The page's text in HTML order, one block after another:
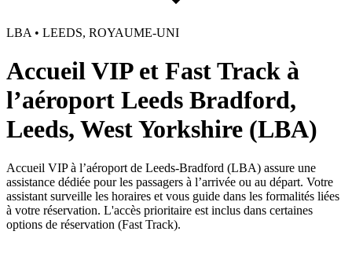
LBA • LEEDS, ROYAUME-UNI
Accueil VIP et Fast Track à
l’aéroport Leeds Bradford,
Leeds, West Yorkshire (LBA)
Accueil VIP à l’aéroport de Leeds-Bradford (LBA) assure une
assistance dédiée pour les passagers à l’arrivée ou au départ. Votre
assistant surveille les horaires et vous guide dans les formalités liées
à votre réservation. L'accès prioritaire est inclus dans certaines
options de réservation (Fast Track).